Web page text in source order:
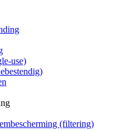
use)
(filtering)